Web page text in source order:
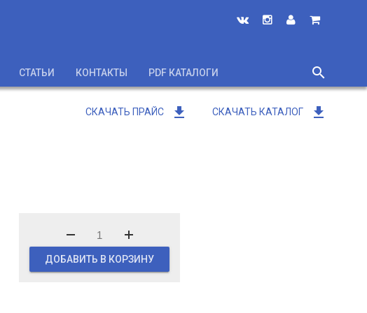
СТАТЬИ КОНТАКТЫ PDF КАТАЛОГИ
search
close
СКАЧАТЬ ПРАЙС get_app СКАЧАТЬ КАТАЛОГ get_app
ДОБАВИТЬ В КОРЗИНУ